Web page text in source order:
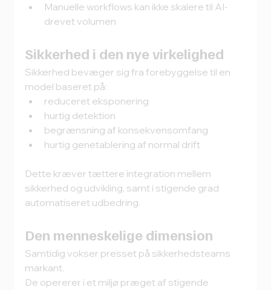
Manuelle workflows kan ikke skalere til AI-
drevet volumen
Sikkerhed i den nye virkelighed
Sikkerhed bevæger sig fra forebyggelse til en
model baseret på:
reduceret eksponering
hurtig detektion
begrænsning af konsekvensomfang
hurtig genetablering af normal drift
Dette kræver tættere integration mellem
sikkerhed og udvikling, samt i stigende grad
automatiseret udbedring.
Den menneskelige dimension
Samtidig vokser presset på sikkerhedsteams
markant.
De opererer i et miljø præget af stigende